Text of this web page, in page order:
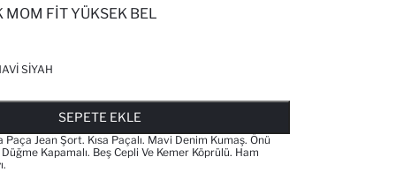
FIT YÜKSEK BEL
SIYAH
SEPETE EKLE
Paça Jean Şort. Kısa Paçalı. Mavi Denim Kumaş. Önü
Kapamalı. Beş Cepli Ve Kemer Köprülü. Ham